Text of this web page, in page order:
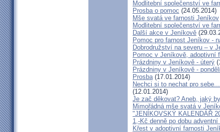
Modlitební společenství ve
Prosba o pomoc (24.05.2014)
Mše svatá ve farnosti Jeníkov
Modlitební společenství ve
Další akce v Jeníkově
Pomoc pro farnost Jeníkov -
Dobrodružství na severu – v
Pomoc v Jeníkově, adoptivní
Prázdniny v Jeníkově - úterý
Prázdniny v Jeníkově -
Prosba(17.01.2014)
Nechci si to nechat pro
(12.01.2014)
Je zač děkovat? Aneb, jaký
Mimořádná mše svatá v
"JENÍKOVSKÝ KALENDÁŘ
1,-Kč denně po dobu
Křest v adoptivní farnosti